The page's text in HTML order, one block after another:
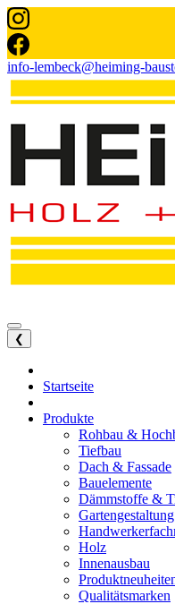
info-lembeck@heiming-
❮
Startseite
Produkte
Rohbau &
Tiefbau
Dach & Fassade
Bauelemente
Dämmstoffe &
Gartengestaltung
Holz
Innenausbau
Qualitätsmarken